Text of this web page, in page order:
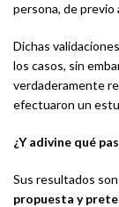
persona, de previo
Dichas
los casos, sin
verdaderamente
efectuaron un
¿Y adivine qué
Sus resultados son
propuesta y